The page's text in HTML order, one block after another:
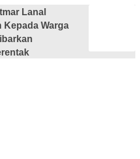
Lanal
Warga